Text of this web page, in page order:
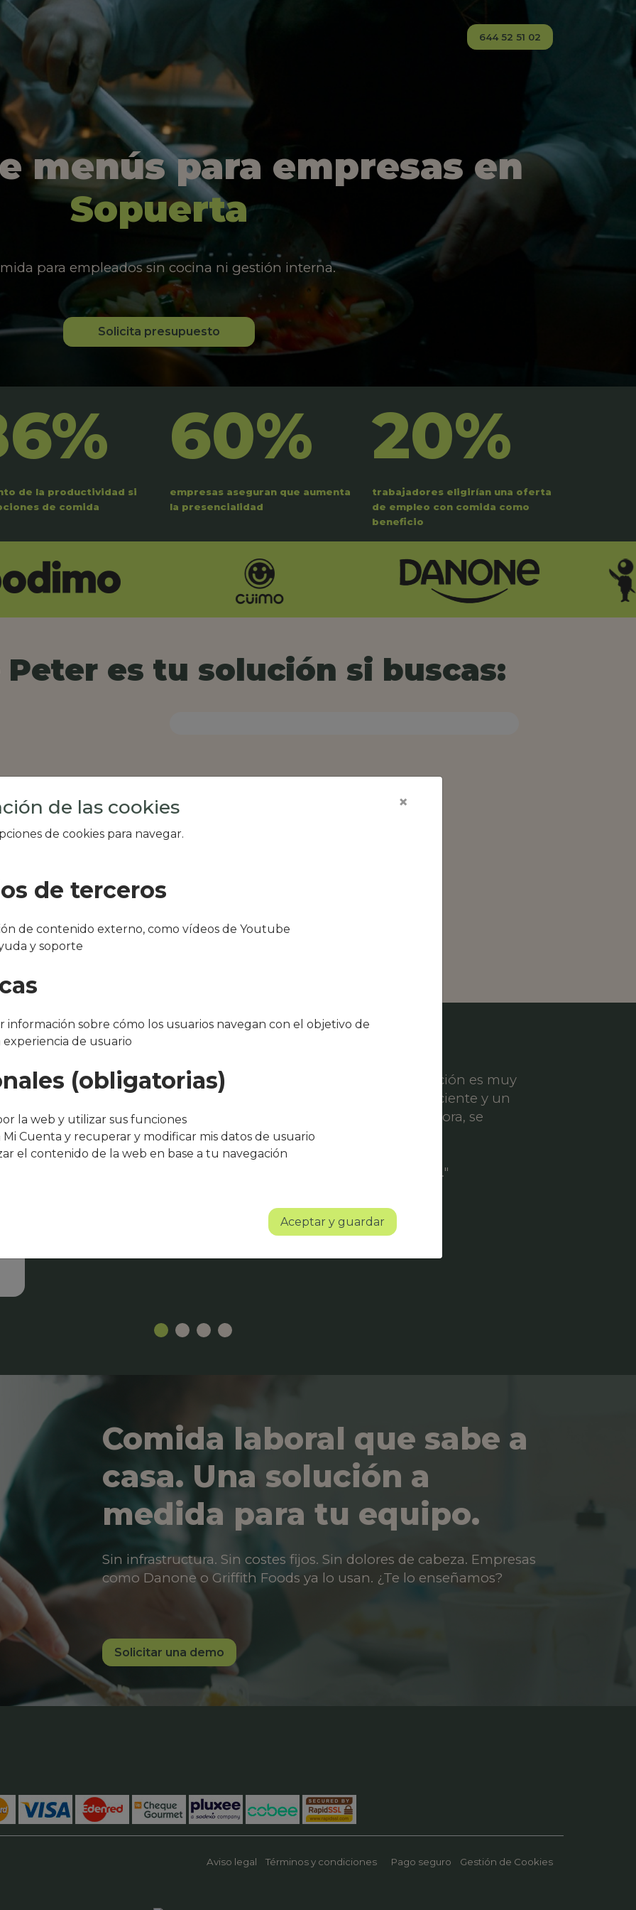
644 52 51 02
menús para empresas en
Sopuerta
para empleados sin cocina ni gestión interna.
Solicita presupuesto
de la productividad si
de comida
60%
empresas aseguran que aumenta
la presencialidad
20%
trabajadores eligirían una oferta
de empleo con comida como
beneficio
Peter es tu solución si buscas:
de tu zona, como
Mendiondo
"Después de varios meses con el servicio, el nivel de satisfacción es muy
bueno. El equipo de Que Cocine Peter ofrece un servicio eficiente y un
trato excelente, siempre atentos a cualquier solicitud de mejora, se
agradece su entusiasmo, dedicación y profesionalidad.
Sin lugar a dudas se trata de un proyecto con mucho futuro."
Comida laboral que sabe a
casa. Una solución a
medida para tu equipo.
Sin infrastructura. Sin costes fijos. Sin dolores de cabeza. Empresas
como Danone o Griffith Foods ya lo usan. ¿Te lo enseñamos?
Solicitar una demo
Aviso legal Términos y condiciones Pago seguro Gestión de Cookies
de las cookies
de cookies para navegar.
×
de terceros
de contenido externo, como vídeos de Youtube
y soporte
información sobre cómo los usuarios navegan con el objetivo de
experiencia de usuario
(obligatorias)
la web y utilizar sus funciones
Mi Cuenta y recuperar y modificar mis datos de usuario
el contenido de la web en base a tu navegación
Aceptar y guardar